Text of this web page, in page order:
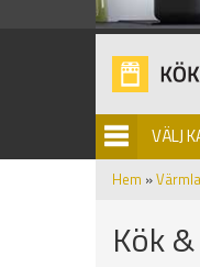
VÄLJ
Hem »
Kök